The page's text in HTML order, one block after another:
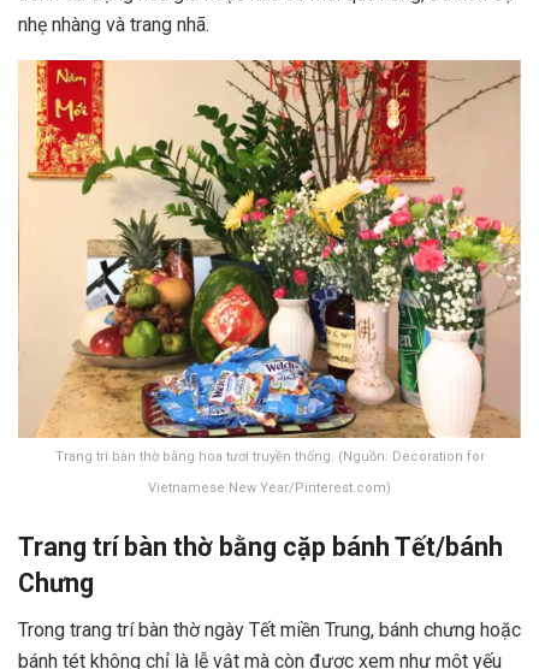
nhẹ nhàng và trang nhã.
Trang trí bàn thờ bằng hoa tươi truyền thống. (Nguồn: Decoration for
Vietnamese New Year/Pinterest.com)
Trang trí bàn thờ bằng cặp bánh Tết/bánh
Chưng
Trong trang trí bàn thờ ngày Tết miền Trung, bánh chưng hoặc
bánh tét không chỉ là lễ vật mà còn được xem như một yếu